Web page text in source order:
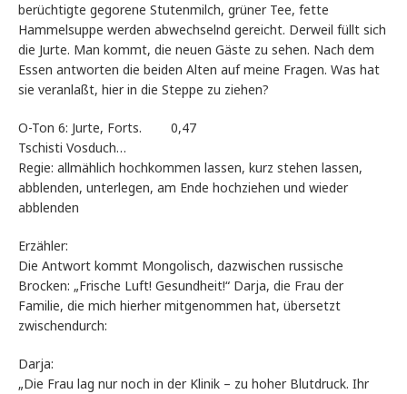
berüchtigte gegorene Stutenmilch, grüner Tee, fette
Hammelsuppe werden abwechselnd gereicht. Derweil füllt sich
die Jurte. Man kommt, die neuen Gäste zu sehen. Nach dem
Essen antworten die beiden Alten auf meine Fragen. Was hat
sie veranlaßt, hier in die Steppe zu ziehen?
O-Ton 6: Jurte, Forts. 0,47
Tschisti Vosduch…
Regie: allmählich hochkommen lassen, kurz stehen lassen,
abblenden, unterlegen, am Ende hochziehen und wieder
abblenden
Erzähler:
Die Antwort kommt Mongolisch, dazwischen russische
Brocken: „Frische Luft! Gesundheit!“ Darja, die Frau der
Familie, die mich hierher mitgenommen hat, übersetzt
zwischendurch:
Darja:
„Die Frau lag nur noch in der Klinik – zu hoher Blutdruck. Ihr